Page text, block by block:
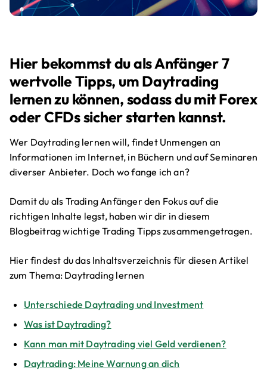
Hier bekommst du als Anfänger 7
wertvolle Tipps, um Daytrading
lernen zu können, sodass du mit Forex
oder CFDs sicher starten kannst.
Wer Daytrading lernen will, findet Unmengen an
Informationen im Internet, in Büchern und auf Seminaren
diverser Anbieter. Doch wo fange ich an?
Damit du als Trading Anfänger den Fokus auf die
richtigen Inhalte legst, haben wir dir in diesem
Blogbeitrag wichtige Trading Tipps zusammengetragen.
Hier findest du das Inhaltsverzeichnis für diesen Artikel
zum Thema: Daytrading lernen
Unterschiede Daytrading und Investment
Was ist Daytrading?
Kann man mit Daytrading viel Geld verdienen?
Daytrading: Meine Warnung an dich